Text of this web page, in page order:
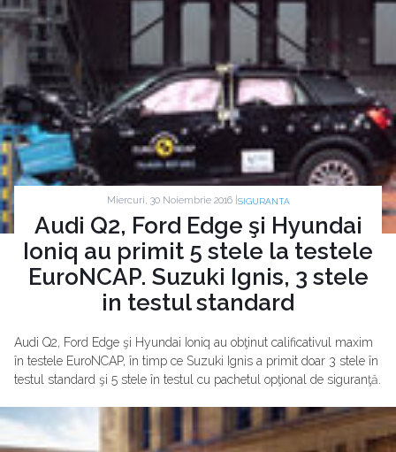
Miercuri, 30 Noiembrie 2016 | SIGURANTA
Audi Q2, Ford Edge şi Hyundai
Ioniq au primit 5 stele la testele
EuroNCAP. Suzuki Ignis, 3 stele
in testul standard
Audi Q2, Ford Edge şi Hyundai Ioniq au obţinut calificativul maxim
în testele EuroNCAP, în timp ce Suzuki Ignis a primit doar 3 stele în
testul standard şi 5 stele în testul cu pachetul opţional de siguranţă.